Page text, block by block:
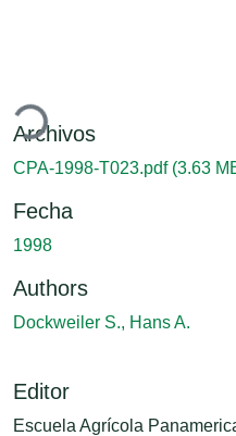
Archivos
CPA-1998-T023.pdf (3.63
Fecha
1998
Authors
Dockweiler S., Hans A.
Editor
Escuela Agrícola